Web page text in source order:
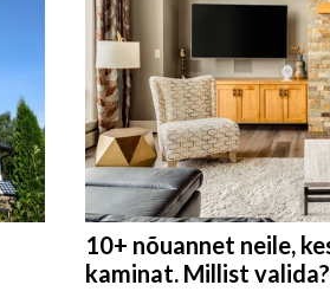
10+ nõuannet neile,
kaminat. Millist valida?